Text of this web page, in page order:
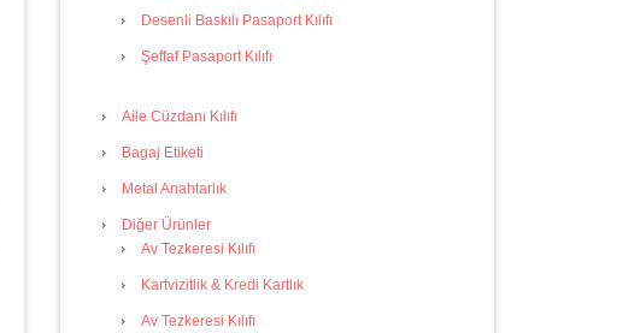
Desenli Baskılı Pasaport Kılıfı
Şeffaf Pasaport Kılıfı
Aile Cüzdanı Kılıfı
Bagaj Etiketi
Metal Anahtarlık
Diğer Ürünler
Av Tezkeresi Kılıfı
Kartvizitlik & Kredi Kartlık
Av Tezkeresi Kılıfı